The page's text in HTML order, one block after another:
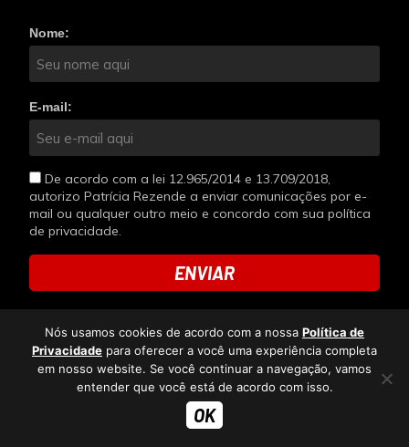
Nome:
E-mail:
De acordo com a lei 12.965/2014 e 13.709/2018,
autorizo Patrícia Rezende a enviar comunicações por e-
mail ou qualquer outro meio e concordo com sua política
de privacidade.
ENVIAR
Nós usamos cookies de acordo com a nossa Política de
Privacidade para oferecer a você uma experiência completa
em nosso website. Se você continuar a navegação, vamos
entender que você está de acordo com isso.
OK